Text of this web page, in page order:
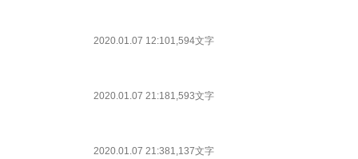
2020.01.07 12:101,594文字
2020.01.07 21:181,593文字
2020.01.07 21:381,137文字